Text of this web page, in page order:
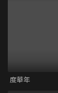
度華年